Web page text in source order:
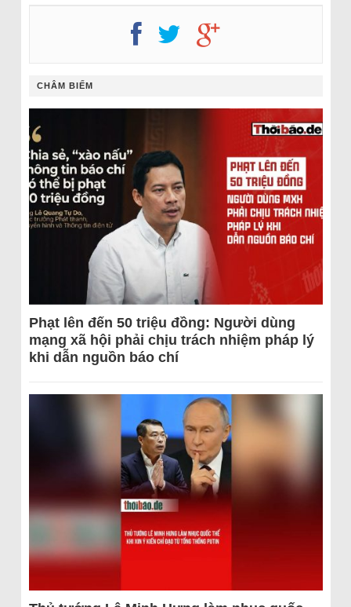
CHÂM BIẾM
Phạt lên đến 50 triệu đồng: Người dùng
mạng xã hội phải chịu trách nhiệm pháp lý
khi dẫn nguồn báo chí